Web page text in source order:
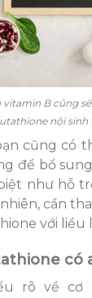
vitamin B cũng
nội sinh
cũng có
để bổ
như hỗ
cần
với liều
có
rõ về cơ